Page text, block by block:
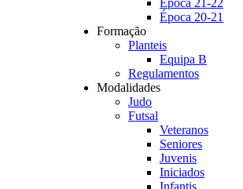
Época 21-22
Época 20-21
Formação
Planteis
Equipa B
Regulamentos
Modalidades
Judo
Futsal
Veteranos
Seniores
Juvenis
Iniciados
Infantis